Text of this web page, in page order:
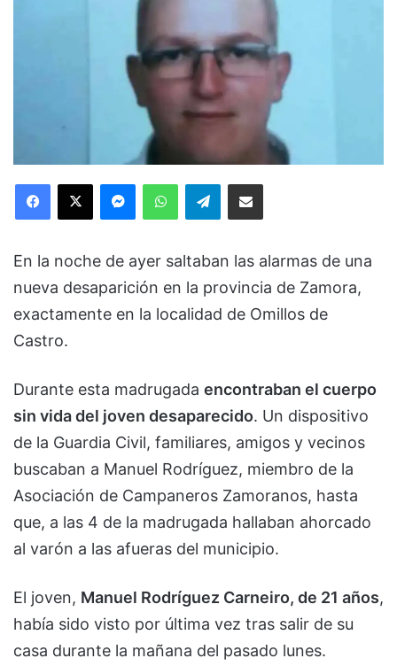
Telegram
En la noche de ayer saltaban las alarmas de una
nueva desaparición en la provincia de Zamora,
exactamente en la localidad de Omillos de
Castro.
Durante esta madrugada encontraban el cuerpo
sin vida del joven desaparecido. Un dispositivo
de la Guardia Civil, familiares, amigos y vecinos
buscaban a Manuel Rodríguez, miembro de la
Asociación de Campaneros Zamoranos, hasta
que, a las 4 de la madrugada hallaban ahorcado
al varón a las afueras del municipio.
El joven, Manuel Rodríguez Carneiro, de 21 años,
había sido visto por última vez tras salir de su
casa durante la mañana del pasado lunes.